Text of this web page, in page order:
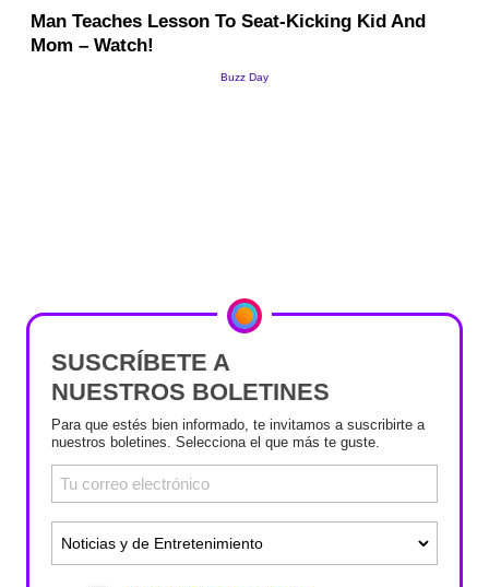
SUSCRÍBETE A
NUESTROS BOLETINES
Para que estés bien informado, te invitamos a suscribirte a
nuestros boletines. Selecciona el que más te guste.